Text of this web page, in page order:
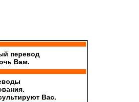
перевод
Вам.
Вас.